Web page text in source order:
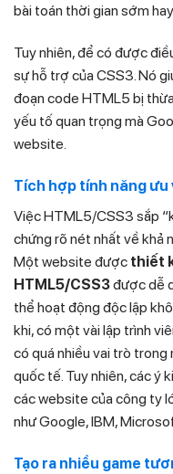
bài toán thời gian sớm
Tuy nhiên, để có được
sự hỗ trợ của CSS3. Nó
đoạn code HTML5 bị
yếu tố quan trọng mà
website.
Tích hợp tính năng ưu
Việc HTML5/CSS3 sắp
chứng rõ nét nhất về khả
Một website được thiết
HTML5/CSS3được dễ
thể hoạt động độc lập
khi, có một vài lập trình
có quá nhiều vai trò
quốc tế. Tuy nhiên, các ý
các website của công ty
như Google, IBM,
Tạo ra nhiều game